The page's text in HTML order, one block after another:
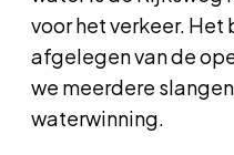
voor het verkeer. Het
afgelegen van de
we meerdere
waterwinning.